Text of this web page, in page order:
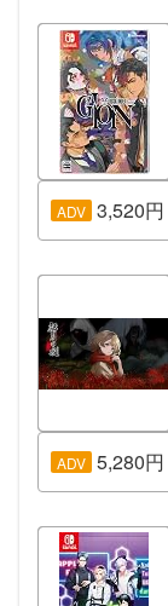
ADV 3,520円
ADV 5,280円